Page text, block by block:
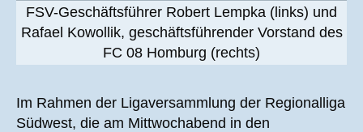
FSV-Geschäftsführer Robert Lempka (links) und
Rafael Kowollik, geschäftsführender Vorstand des
FC 08 Homburg (rechts)
Im Rahmen der Ligaversammlung der Regionalliga
Südwest, die am Mittwochabend in den